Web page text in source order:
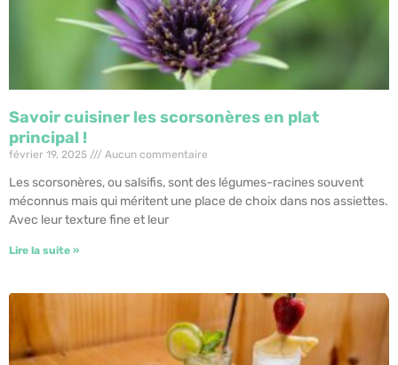
Savoir cuisiner les scorsonères en plat
principal !
février 19, 2025 Aucun commentaire
Les scorsonères, ou salsifis, sont des légumes-racines souvent
méconnus mais qui méritent une place de choix dans nos assiettes.
Avec leur texture fine et leur
Lire la suite »